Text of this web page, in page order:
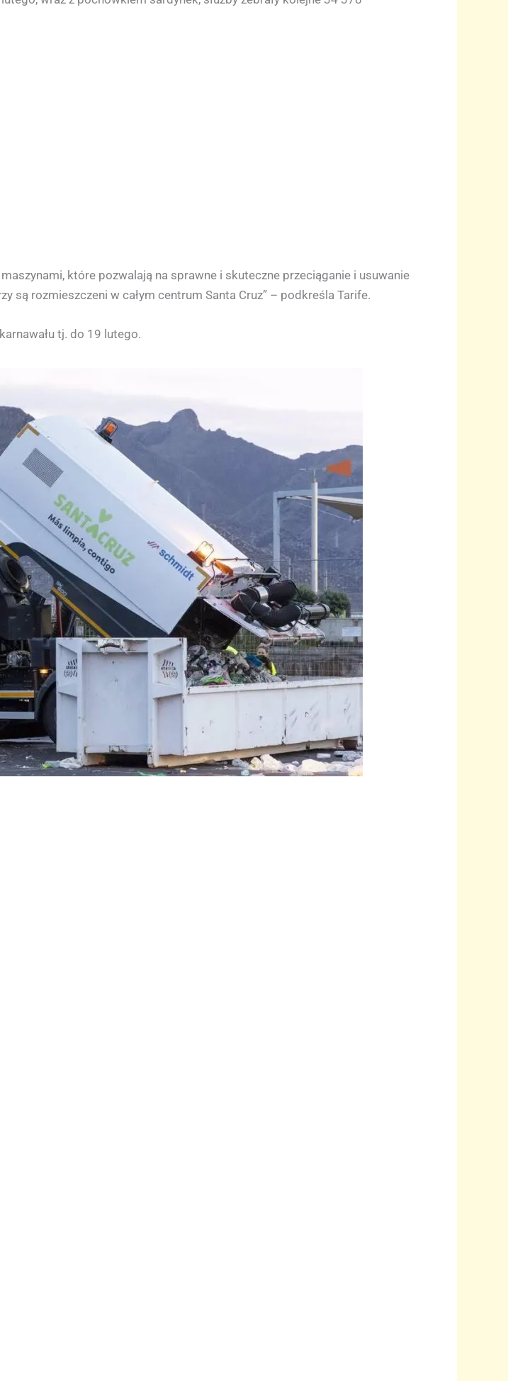
które pozwalają na sprawne i skuteczne przeciąganie i usuwanie
są rozmieszczeni w całym centrum Santa Cruz” – podkreśla Tarife.
tj. do 19 lutego.